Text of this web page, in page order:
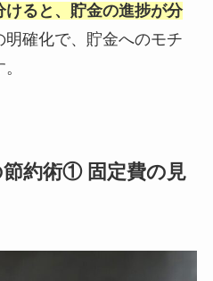
けると、貯金の進捗が分
明確化で、貯金へのモチ
約術① 固定費の見